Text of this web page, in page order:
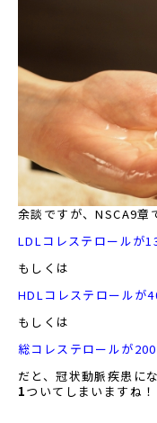
余談ですが、NSCA9章
LDLコレステロールが
もしくは
HDLコレステロールが
もしくは
総コレステロールが
だと、冠状動脈疾患に
1ついてしまいますね！